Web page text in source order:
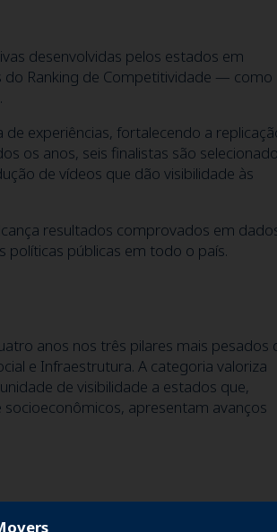
desenvolvidas pelos estados em
Ranking de Competitividade — como
experiências, fortalecendo a
os anos, seis finalistas são
de vídeos que dão visibilidade às
resultados comprovados em
políticas públicas em todo o país.
anos nos três pilares mais pesados
e Infraestrutura. A categoria valoriza
de visibilidade a estados que,
apresentam avanços